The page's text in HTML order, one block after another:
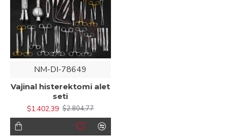
NM-DI-78649
Vajinal histerektomi alet
seti
$1.402,39 $2.804,77